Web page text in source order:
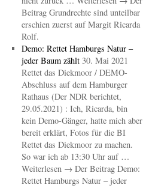
Beitrag Grundrechte sind unteilbar
erschien zuerst auf Margit Ricarda
Rolf.
Demo: Rettet Hamburgs Natur –
jeder Baum zählt 30. Mai 2021
Rettet das Diekmoor / DEMO-
Abschluss auf dem Hamburger
Rathaus (Der NDR berichtet,
29.05.2021) : Ich, Ricarda, bin
kein Demo-Gänger, hatte mich aber
bereit erklärt, Fotos für die BI
Rettet das Diekmoor zu machen.
So war ich ab 13:30 Uhr auf …
Weiterlesen → Der Beitrag Demo:
Rettet Hamburgs Natur – jeder